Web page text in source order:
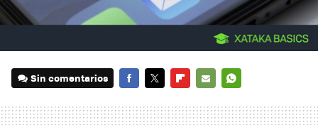
Sin comentarios
MAIL